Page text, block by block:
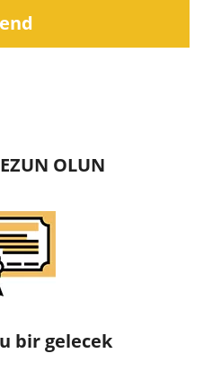
OLUN
bir gelecek